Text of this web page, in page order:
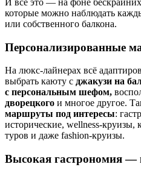
И всё это — на фоне
которые можно наблюдать
или собственного балкона.
Персонализированные
На люкс-лайнерах всё
выбрать каюту с джакузи на
с персональным шефом,
дворецкого и многое другое.
маршруты под интересы:
исторические, wellness-круизы,
туров и даже fashion-круизы.
Высокая гастрономия —